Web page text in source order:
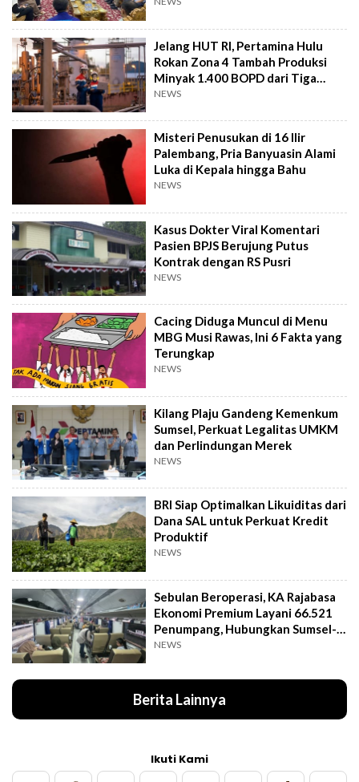
Jelang HUT RI, Pertamina Hulu
Rokan Zona 4 Tambah Produksi
Minyak 1.400 BOPD dari Tiga
Sumur Baru
NEWS
Misteri Penusukan di 16 Ilir
Palembang, Pria Banyuasin Alami
Luka di Kepala hingga Bahu
NEWS
Kasus Dokter Viral Komentari
Pasien BPJS Berujung Putus
Kontrak dengan RS Pusri
NEWS
Cacing Diduga Muncul di Menu
MBG Musi Rawas, Ini 6 Fakta yang
Terungkap
NEWS
Kilang Plaju Gandeng Kemenkum
Sumsel, Perkuat Legalitas UMKM
dan Perlindungan Merek
NEWS
BRI Siap Optimalkan Likuiditas dari
Dana SAL untuk Perkuat Kredit
Produktif
NEWS
Sebulan Beroperasi, KA Rajabasa
Ekonomi Premium Layani 66.521
Penumpang, Hubungkan Sumsel-
Lampung
NEWS
Berita Lainnya
Ikuti Kami